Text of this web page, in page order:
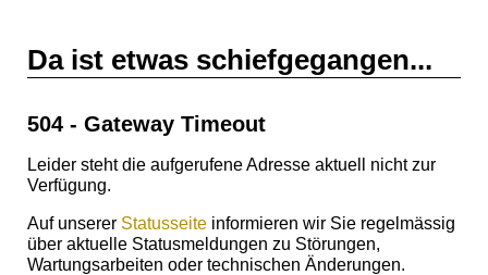
Da ist etwas schiefgegangen...
504 - Gateway Timeout
Leider steht die aufgerufene Adresse aktuell nicht zur
Verfügung.
Auf unserer Statusseite informieren wir Sie regelmässig
über aktuelle Statusmeldungen zu Störungen,
Wartungsarbeiten oder technischen Änderungen.